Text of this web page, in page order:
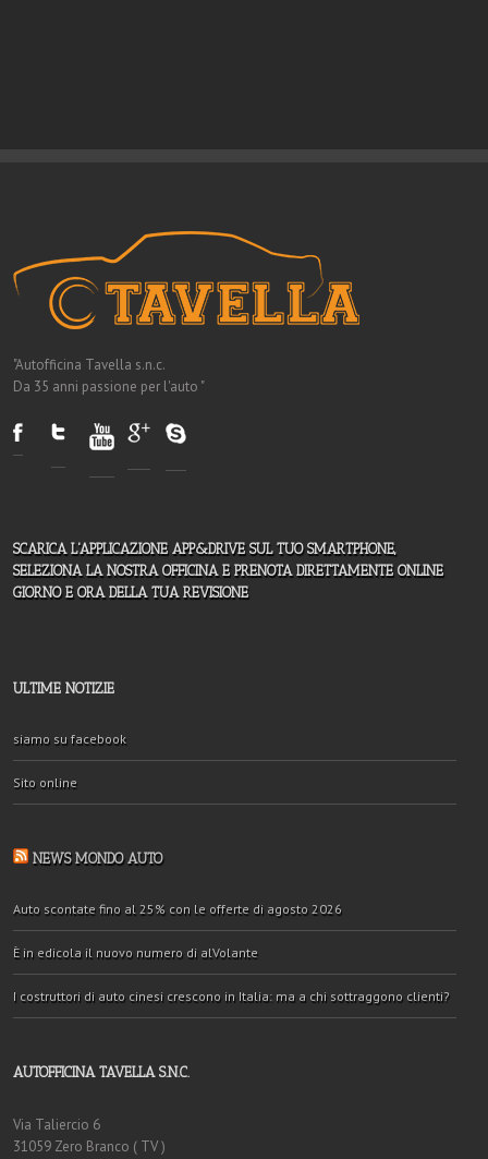
"Autofficina Tavella s.n.c.
Da 35 anni passione per l'auto "
SCARICA L'APPLICAZIONE APP&DRIVE SUL TUO SMARTPHONE,
SELEZIONA LA NOSTRA OFFICINA E PRENOTA DIRETTAMENTE ONLINE
GIORNO E ORA DELLA TUA REVISIONE
ULTIME NOTIZIE
siamo su facebook
Sito online
NEWS MONDO AUTO
Auto scontate fino al 25% con le offerte di agosto 2026
È in edicola il nuovo numero di alVolante
I costruttori di auto cinesi crescono in Italia: ma a chi sottraggono clienti?
AUTOFFICINA TAVELLA S.N.C.
Via Taliercio 6
31059 Zero Branco ( TV )